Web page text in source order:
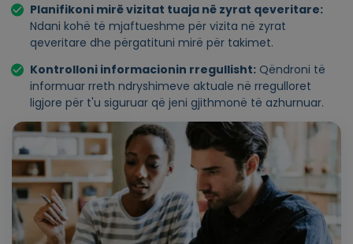
Planifikoni mirë vizitat tuaja në zyrat qeveritare:
Ndani kohë të mjaftueshme për vizita në zyrat
qeveritare dhe përgatituni mirë për takimet.
Kontrolloni informacionin rregullisht: Qëndroni të
informuar rreth ndryshimeve aktuale në rregulloret
ligjore për t'u siguruar që jeni gjithmonë të azhurnuar.